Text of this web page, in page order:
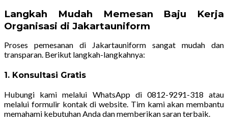
Langkah Mudah Memesan Baju Kerja
Organisasi di Jakartauniform
Proses pemesanan di Jakartauniform sangat mudah dan
transparan. Berikut langkah-langkahnya:
1. Konsultasi Gratis
Hubungi kami melalui WhatsApp di 0812-9291-318 atau
melalui formulir kontak di website. Tim kami akan membantu
memahami kebutuhan Anda dan memberikan saran terbaik.